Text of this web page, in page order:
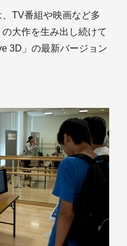
TV番組や映画など多
大作を生み出し続けて
3D」の最新バージョン